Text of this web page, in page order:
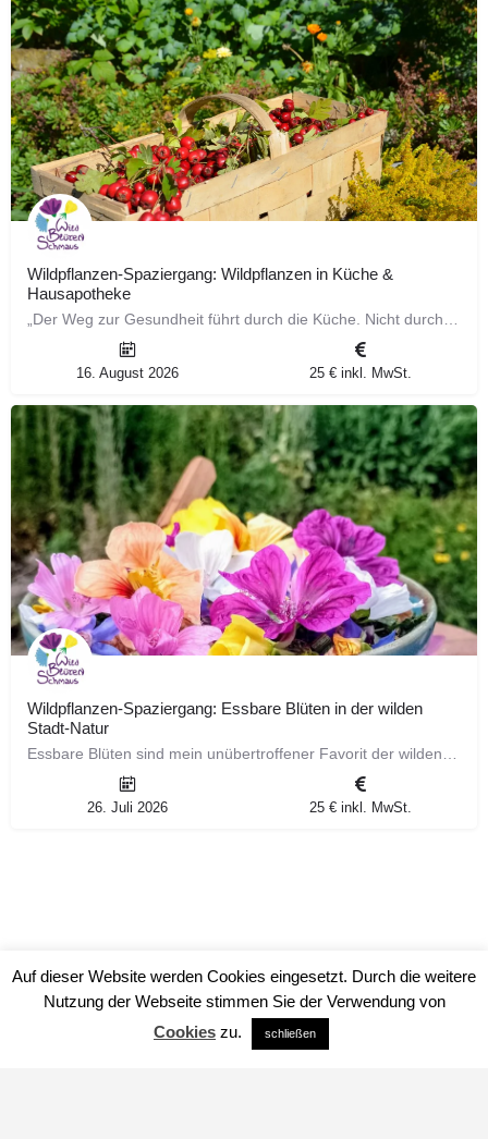
Wildpflanzen-Spaziergang: Wildpflanzen in Küche &
Hausapotheke
16. August 2026 25 € inkl. MwSt.
Wildpflanzen-Spaziergang: Essbare Blüten in der wilden
Stadt-Natur
26. Juli 2026 25 € inkl. MwSt.
Auf dieser Website werden Cookies eingesetzt. Durch die weitere
Nutzung der Webseite stimmen Sie der Verwendung von
Cookies zu. schließen